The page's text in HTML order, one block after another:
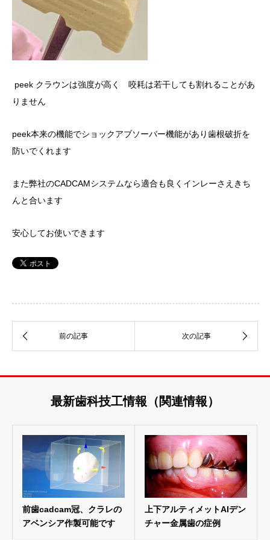
peek クラウンは強度が高く 咬耗は若干しても割れることがあ
りません
peek本来の機能でショックアブソーバー機能があり歯根破折を
防いでくれます
また弊社のCADCAMシステムなら適合も良くインレーさえきち
んと合います
安心してお使いできます
最新歯科技工情報（関連情報）
前歯cadcam冠、クラレの
アベンシア作製可能です
上下アルティメットAIデン
チャー金属歯の症例